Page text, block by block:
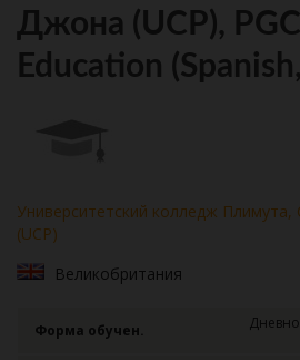
Джона (UCP),
Education
Университетский колледж
(UCP)
Великобритания
Форма обучен.